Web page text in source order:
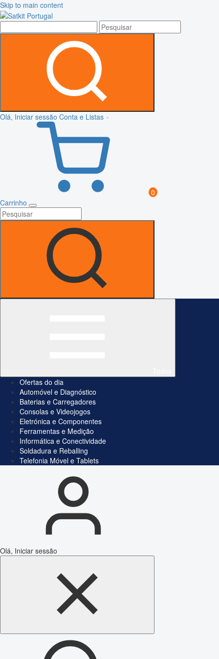
Skip to main content
Olá, Iniciar sessão Conta e Listas
0
Carrinho
Ofertas do dia
Automóvel e Diagnóstico
Baterias e Carregadores
Consolas e Videojogos
Eletrónica e Componentes
Ferramentas e Medição
Informática e Conectividade
Soldadura e Reballing
Telefonia Móvel e Tablets
Olá, Iniciar sessão